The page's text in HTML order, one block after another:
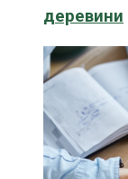
деревини